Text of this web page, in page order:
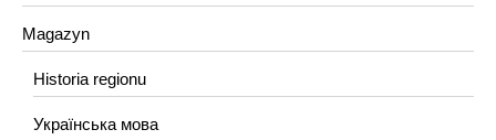
Magazyn
Historia regionu
Українська мова